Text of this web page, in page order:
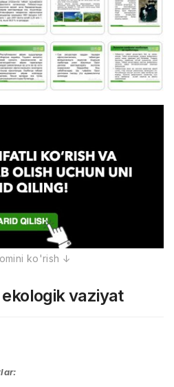
vaziyat